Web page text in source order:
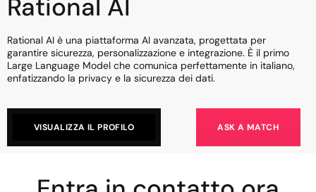
Rational AI
Rational AI è una piattaforma AI avanzata, progettata per
garantire sicurezza, personalizzazione e integrazione. È il primo
Large Language Model che comunica perfettamente in italiano,
enfatizzando la privacy e la sicurezza dei dati.
VISUALIZZA IL PROFILO ASK A MATCH